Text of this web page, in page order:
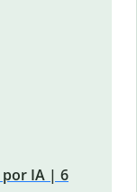
por IA | 6